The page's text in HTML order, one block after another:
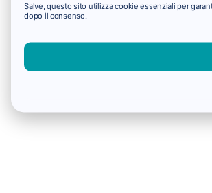
Salve, questo sito utilizza cookie essenziali per
dopo il consenso.